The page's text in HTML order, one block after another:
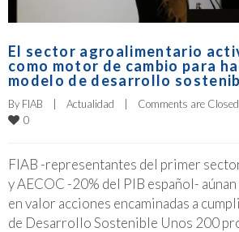
El sector agroalimentario
como motor de cambio para
modelo de desarrollo
By FIAB Actualidad Comments are Closed
0
FIAB -representantes del primer
y AECOC -20% del PIB español-
en valor acciones encaminadas a
de Desarrollo Sostenible Unos 200